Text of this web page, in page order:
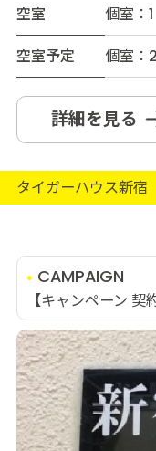
空室
個室：1
空室予定
個室：2
詳細を見る
タイガーハウス新宿
CAMPAIGN
【キャンペーン